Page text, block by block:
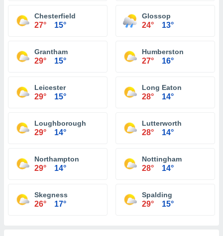
Chesterfield
27° 15°
Glossop
24° 13°
Grantham
29° 15°
Humberston
27° 16°
Leicester
29° 15°
Long Eaton
28° 14°
Loughborough
29° 14°
Lutterworth
28° 14°
Northampton
29° 14°
Nottingham
28° 14°
Skegness
26° 17°
Spalding
29° 15°